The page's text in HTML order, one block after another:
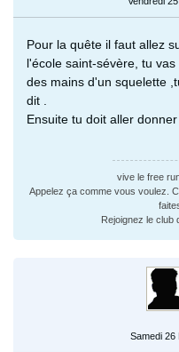
Pour la quête il faut allez
l'école saint-sévère, tu
des mains d'un squelette
dit .
Ensuite tu doit aller donner
vive le free
Appelez ça comme vous voulez.
Rejoignez le club
Samedi 26